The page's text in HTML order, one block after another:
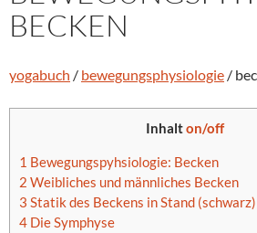
BECKEN
yogabuch / bewegungsphysiologie /
Inhalton/off
1 Bewegungspyhsiologie: Becken
2 Weibliches und männliches Becken
3 Statik des Beckens in Stand
4 Die Symphyse